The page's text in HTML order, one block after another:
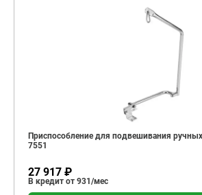
Приспособление для подвешивания
7551
27 917 ₽
В кредит от 931/мес